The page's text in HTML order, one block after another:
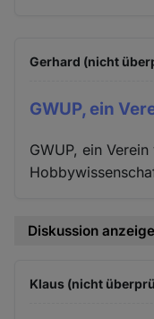
Gerhard (nicht
GWUP, ein
GWUP, ein
Diskussion
Klaus (nicht